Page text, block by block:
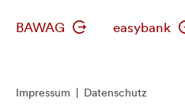
BAWAG easybank
Impressum Datenschutz